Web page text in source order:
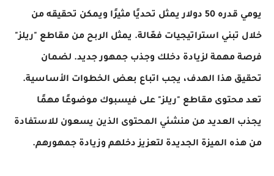
يومي قدره 50 دولار يمثل تحديًا مثيرًا ويمكن تحقيقه من
خلال تبني استراتيجيات فعّالة. يمثل الربح من مقاطع "ريلز"
فرصة مهمة لزيادة دخلك وجذب جمهور جديد. لضمان
تحقيق هذا الهدف، يجب اتباع بعض الخطوات الأساسية.
تعد محتوى مقاطع "ريلز" على فيسبوك موضوعًا مهمًا
يجذب العديد من منشئي المحتوى الذين يسعون للاستفادة
من هذه الميزة الجديدة لتعزيز دخلهم وزيادة جمهورهم.